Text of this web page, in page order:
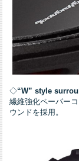
◇“W” style
繊維強化ペーパー
ウンドを採用。